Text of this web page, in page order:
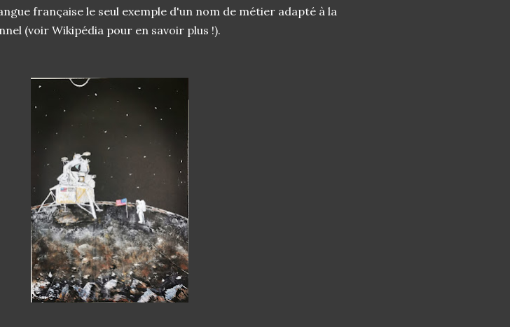
française le seul exemple d'un nom de métier adapté à la
(voir Wikipédia pour en savoir plus !).